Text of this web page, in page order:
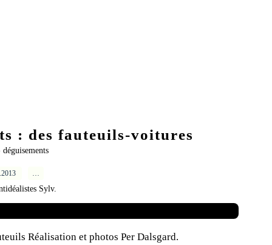
: des fauteuils-voitures
déguisements
…
Sylv.
Réalisation et photos Per Dalsgard.